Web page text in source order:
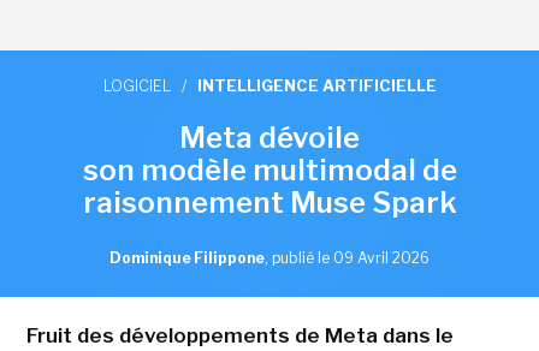
LOGICIEL / INTELLIGENCE ARTIFICIELLE
Meta dévoile
son modèle multimodal de
raisonnement Muse Spark
Dominique Filippone, publié le 09 Avril 2026
Fruit des développements de Meta dans le